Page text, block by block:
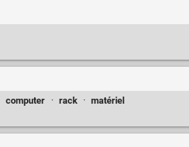
computer · rack · matériel